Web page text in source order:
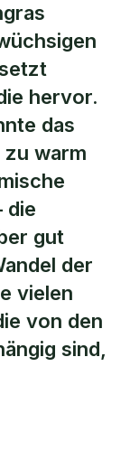
hervor.
das
warm
die
gut
der
vielen
von den
sind,